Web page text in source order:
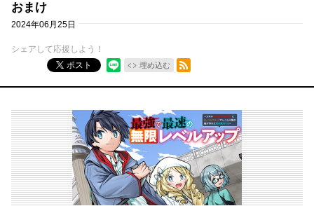
おまけ
2024年06月25日
シェアして応援しよう！
ポスト
埋め込む
RSSフィード